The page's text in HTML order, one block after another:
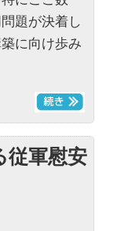
題が決着し
に向け歩み
従軍慰安